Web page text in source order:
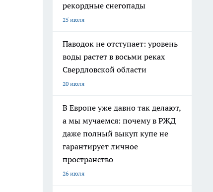
рекордные снегопады
25 июля
Паводок не отступает: уровень
воды растет в восьми реках
Свердловской области
20 июля
В Европе уже давно так делают,
а мы мучаемся: почему в РЖД
даже полный выкуп купе не
гарантирует личное
пространство
26 июля